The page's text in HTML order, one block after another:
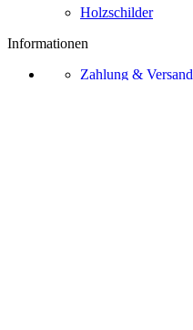
Holzschilder
Informationen
Zahlung & Versand